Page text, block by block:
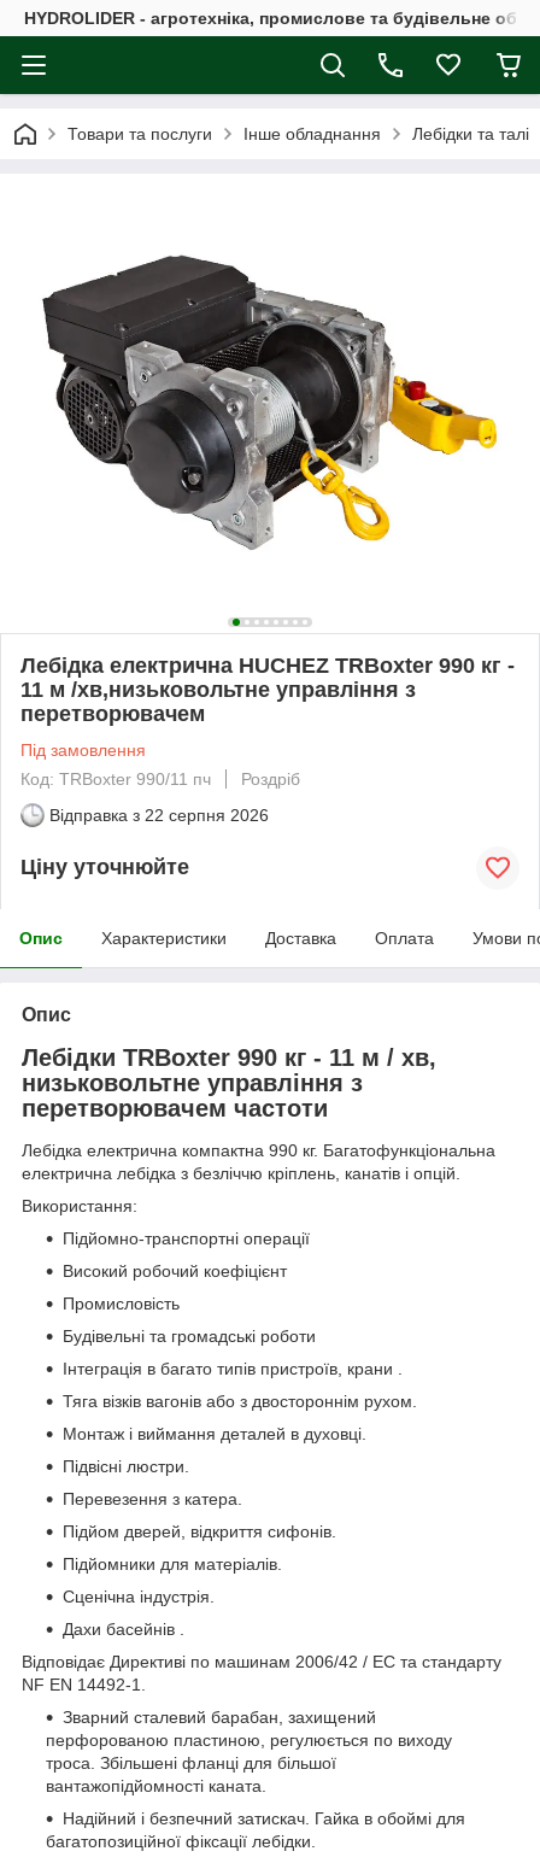
HYDROLIDER - агротехніка, промислове та будівельне
Товари та послуги Інше обладнання Лебідки та талі
Лебідка електрична HUCHEZ TRBoxter 990 кг -
11 м /хв,низьковольтне управління з
перетворювачем
Під замовлення
Код: TRBoxter 990/11 пч
Роздріб
Відправка з 22 серпня 2026
Ціну уточнюйте
Опис Характеристики Доставка Оплата Умови
Опис
Лебідки TRBoxter 990 кг - 11 м / хв,
низьковольтне управління з
перетворювачем частоти
Лебідка електрична компактна 990 кг. Багатофункціональна
електрична лебідка з безліччю кріплень, канатів і опцій.
Використання:
Підйомно-транспортні операції
Високий робочий коефіцієнт
Промисловість
Будівельні та громадські роботи
Інтеграція в багато типів пристроїв, крани .
Тяга візків вагонів або з двостороннім рухом.
Монтаж і виймання деталей в духовці.
Підвісні люстри.
Перевезення з катера.
Підйом дверей, відкриття сифонів.
Підйомники для матеріалів.
Сценічна індустрія.
Дахи басейнів .
Відповідає Директиві по машинам 2006/42 / EC та стандарту
NF EN 14492-1.
Зварний сталевий барабан, захищений
перфорованою пластиною, регулюється по виходу
троса. Збільшені фланці для більшої
вантажопідйомності каната.
Надійний і безпечний затискач. Гайка в обоймі для
багатопозиційної фіксації лебідки.